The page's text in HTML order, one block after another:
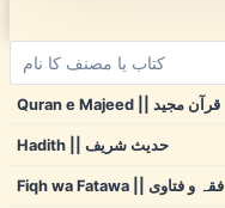
Quran e Majeed || قرآن مجید
Hadith || حدیث شریف
Fiqh wa Fatawa || فقہ و فتاوی